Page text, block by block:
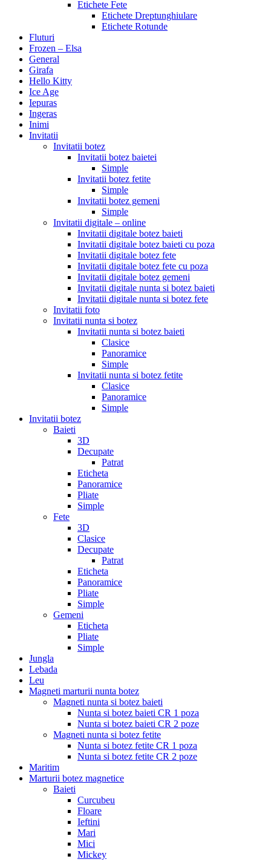
Etichete Fete
Etichete Dreptunghiulare
Etichete Rotunde
Fluturi
Frozen – Elsa
General
Girafa
Hello Kitty
Ice Age
Iepuras
Ingeras
Inimi
Invitatii
Invitatii botez
Invitatii botez baietei
Simple
Invitatii botez fetite
Simple
Invitatii botez gemeni
Simple
Invitatii digitale – online
Invitatii digitale botez baieti
Invitatii digitale botez baieti cu poza
Invitatii digitale botez fete
Invitatii digitale botez fete cu poza
Invitatii digitale botez gemeni
Invitatii digitale nunta si botez baieti
Invitatii digitale nunta si botez fete
Invitatii foto
Invitatii nunta si botez
Invitatii nunta si botez baieti
Clasice
Panoramice
Simple
Invitatii nunta si botez fetite
Clasice
Panoramice
Simple
Invitatii botez
Baieti
3D
Decupate
Patrat
Eticheta
Panoramice
Pliate
Simple
Fete
3D
Clasice
Decupate
Patrat
Eticheta
Panoramice
Pliate
Simple
Gemeni
Eticheta
Pliate
Simple
Jungla
Lebada
Leu
Magneti marturii nunta botez
Magneti nunta si botez baieti
Nunta si botez baieti CR 1 poza
Nunta si botez baieti CR 2 poze
Magneti nunta si botez fetite
Nunta si botez fetite CR 1 poza
Nunta si botez fetite CR 2 poze
Maritim
Marturii botez magnetice
Baieti
Curcubeu
Floare
Ieftini
Mari
Mici
Mickey